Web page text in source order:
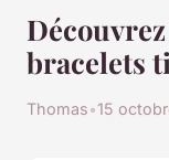
bracelets
Thomas•15